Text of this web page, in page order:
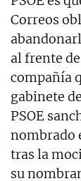
Correos
al frente
compañía
gabinete
PSOE
nombrado
tras la
su